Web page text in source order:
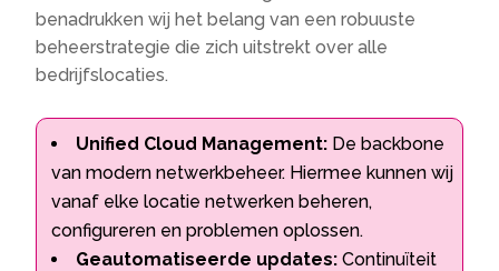
benadrukken wij het belang van een robuuste
beheerstrategie die zich uitstrekt over alle
bedrijfslocaties.
Unified Cloud Management: De backbone
van modern netwerkbeheer. Hiermee kunnen wij
vanaf elke locatie netwerken beheren,
configureren en problemen oplossen.
Geautomatiseerde updates: Continuïteit